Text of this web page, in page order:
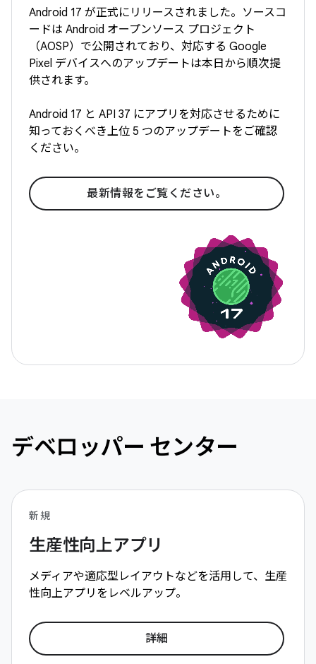
Android 17 が正式にリリースされました。ソースコ
ードは Android オープンソース プロジェクト
（AOSP）で公開されており、対応する Google
Pixel デバイスへのアップデートは本日から順次提
供されます。
Android 17 と API 37 にアプリを対応させるために
知っておくべき上位 5 つのアップデートをご確認
ください。
最新情報をご覧ください。
デベロッパー センター
新規
生産性向上アプリ
メディアや適応型レイアウトなどを活用して、生産
性向上アプリをレベルアップ。
詳細